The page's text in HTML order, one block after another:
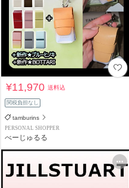
¥11,970送料込
関税負担なし
tamburins
PERSONAL SHOPPER
べーじゅるる